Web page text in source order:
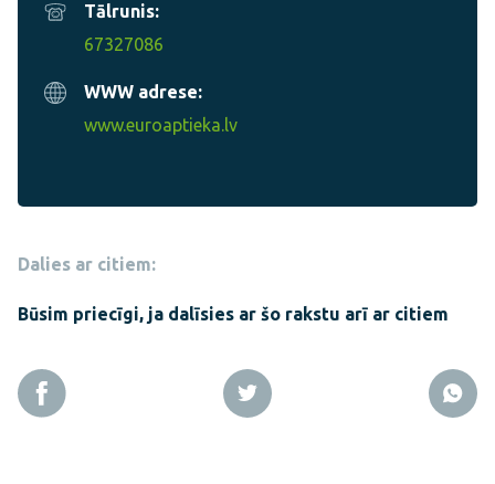
Tālrunis:
67327086
WWW adrese:
www.euroaptieka.lv
Dalies ar citiem:
Būsim priecīgi, ja dalīsies ar šo rakstu arī ar citiem